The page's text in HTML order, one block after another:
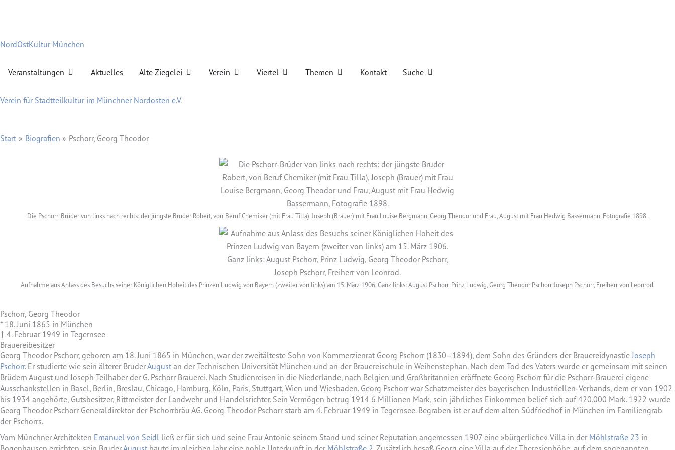
NordOstKultur München
Veranstaltungen Öffne Veranstaltungen
Aktuelles Alte Ziegelei Öffne Alte Ziegelei
Verein Öffne Verein
Viertel Öffne Viertel
Themen Öffne Themen
Kontakt Suche Öffne Suche
Verein für Stadtteilkultur im Münchner Nordosten e.V.
Start Biografien Pschorr, Georg Theodor
Die Pschorr-Brüder von links nach rechts: der jüngste Bruder Robert, von Beruf Chemiker (mit Frau Tilla), Joseph (Brauer) mit Frau Louise Bergmann, Georg Theodor und Frau, August mit Frau Hedwig Bassermann, Fotografie 1898.
Aufnahme aus Anlass des Besuchs seiner Königlichen Hoheit des Prinzen Ludwig von Bayern (zweiter von links) am 15. März 1906. Ganz links: August Pschorr, Prinz Ludwig, Georg Theodor Pschorr, Joseph Pschorr, Freiherr von Leonrod.
Pschorr, Georg Theodor
* 18. Juni 1865 in München
† 4. Februar 1949 in Tegernsee
Brauereibesitzer
Georg Theodor Pschorr, geboren am 18. Juni 1865 in München, war der zweitälteste Sohn von Kommerzienrat Georg Pschorr (1830–1894), dem Sohn des Gründers der Brauereidynastie Joseph
Pschorr. Er studierte wie sein älterer BruderAugust an der Technischen Universität München und an der Brauereischule in Weihenstephan. Nach dem Tod des Vaters wurde er gemeinsam mit seinen
Brüdern August und Joseph Teilhaber der G. Pschorr Brauerei. Nach Studienreisen in die Niederlande, nach Belgien und Großbritannien eröffnete Georg Pschorr für die Pschorr-Brauerei eigene
Ausschankstellen in Basel, Berlin, Breslau, Chicago, Hamburg, Köln, Paris, Stuttgart, Wien und Wiesbaden. Georg Pschorr war Schatzmeister des bayerischen Industriellen-Verbands, dem er von 1902
bis 1934 angehörte, Gutsbesitzer, Rittmeister der Landwehr und Handelsrichter. Sein Vermögen betrug 1914 6 Millionen Mark, sein jährliches Einkommen belief sich auf 420.000 Mark. 1922 wurde
Georg Theodor Pschorr Generaldirektor der Pschorrbräu AG. Georg Theodor Pschorr starb am 4. Februar 1949 in Tegernsee. Begraben ist er auf dem alten Südfriedhof in München im Familiengrab
der Pschorrs.
Vom Münchner Architekten Emanuel von Seidl ließ er für sich und seine Frau Antonie seinem Stand und seiner Reputation angemessen 1907 eine »bürgerliche« Villa in der Möhlstraße 23 in